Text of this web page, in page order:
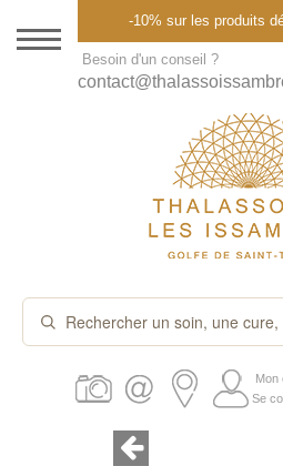
DESTINATION
THALASSO SPA
CURES ET FORFAITS
SOINS À LA CARTE
ABONNEMENTS
PROMOS
-10% sur les produits
Besoin d'un conseil ?
Mon
Se